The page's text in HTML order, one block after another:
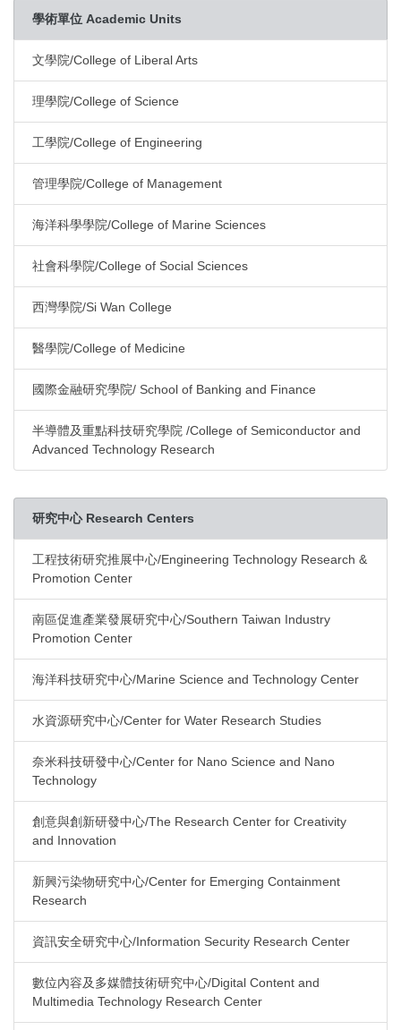
學術單位 Academic Units
文學院/College of Liberal Arts
理學院/College of Science
工學院/College of Engineering
管理學院/College of Management
海洋科學學院/College of Marine Sciences
社會科學院/College of Social Sciences
西灣學院/Si Wan College
醫學院/College of Medicine
國際金融研究學院/ School of Banking and Finance
半導體及重點科技研究學院 /College of Semiconductor and
Advanced Technology Research
研究中心 Research Centers
工程技術研究推展中心/Engineering Technology Research &
Promotion Center
南區促進產業發展研究中心/Southern Taiwan Industry
Promotion Center
海洋科技研究中心/Marine Science and Technology Center
水資源研究中心/Center for Water Research Studies
奈米科技研發中心/Center for Nano Science and Nano
Technology
創意與創新研發中心/The Research Center for Creativity
and Innovation
新興污染物研究中心/Center for Emerging Containment
Research
資訊安全研究中心/Information Security Research Center
數位內容及多媒體技術研究中心/Digital Content and
Multimedia Technology Research Center